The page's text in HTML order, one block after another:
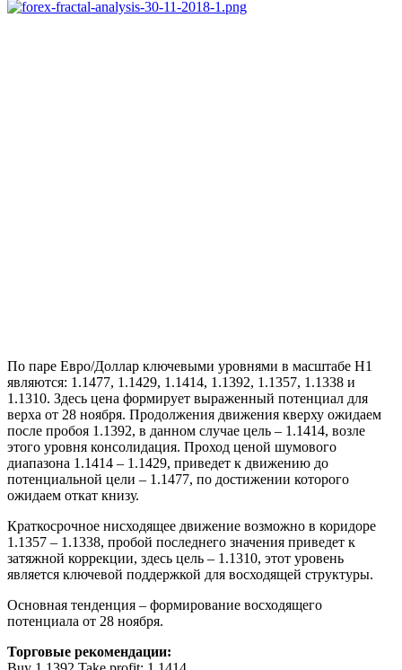
По паре Евро/Доллар ключевыми уровнями в масштабе Н1
являются: 1.1477, 1.1429, 1.1414, 1.1392, 1.1357, 1.1338 и
1.1310. Здесь цена формирует выраженный потенциал для
верха от 28 ноября. Продолжения движения кверху ожидаем
после пробоя 1.1392, в данном случае цель – 1.1414, возле
этого уровня консолидация. Проход ценой шумового
диапазона 1.1414 – 1.1429, приведет к движению до
потенциальной цели – 1.1477, по достижении которого
ожидаем откат книзу.
Краткосрочное нисходящее движение возможно в коридоре
1.1357 – 1.1338, пробой последнего значения приведет к
затяжной коррекции, здесь цель – 1.1310, этот уровень
является ключевой поддержкой для восходящей структуры.
Основная тенденция – формирование восходящего
потенциала от 28 ноября.
Торговые рекомендации: